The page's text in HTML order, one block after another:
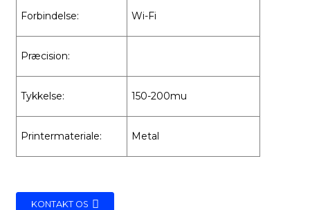
Forbindelse: Wi-Fi
Præcision:
Tykkelse: 150-200mu
Printermateriale: Metal
KONTAKT OS